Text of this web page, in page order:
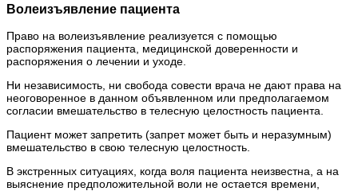
Волеизъявление пациента
Право на волеизъявление реализуется с помощью
распоряжения пациента, медицинской доверенности и
распоряжения о лечении и уходе.
Ни независимость, ни свобода совести врача не дают права на
неоговоренное в данном объявленном или предполагаемом
согласии вмешательство в телесную целостность пациента.
Пациент может запретить (запрет может быть и неразумным)
вмешательство в свою телесную целостность.
В экстренных ситуациях, когда воля пациента неизвестна, а на
выяснение предположительной воли не остается времени,